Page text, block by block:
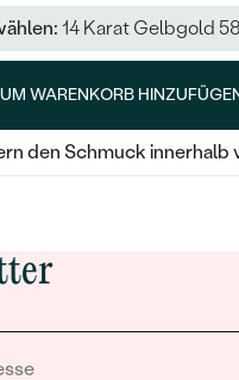
14 Karat Gelbgold
WARENKORB
den Schmuck innerhalb